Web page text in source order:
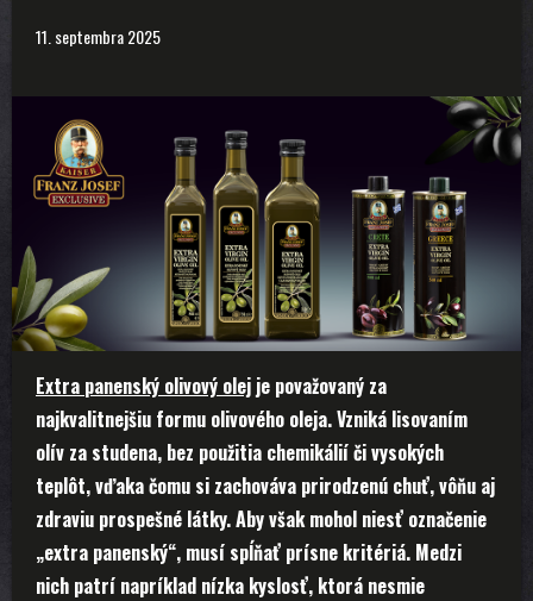
11. septembra 2025
Extra panenský olivový olej je považovaný za
najkvalitnejšiu formu olivového oleja. Vzniká lisovaním
olív za studena, bez použitia chemikálií či vysokých
teplôt, vďaka čomu si zachováva prirodzenú chuť, vôňu aj
zdraviu prospešné látky. Aby však mohol niesť označenie
„extra panenský“, musí spĺňať prísne kritériá. Medzi
nich patrí napríklad nízka kyslosť, ktorá nesmie